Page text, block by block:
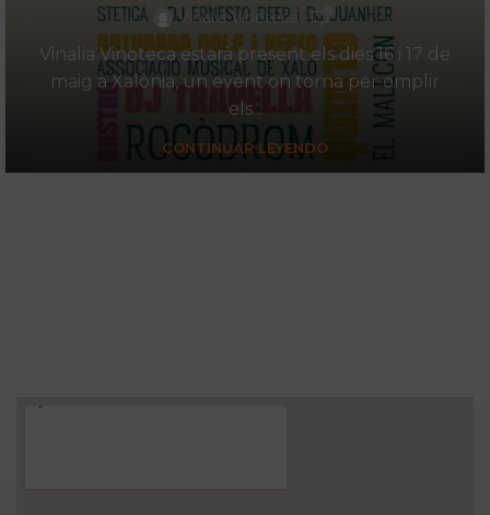
Vinalia Vinoteca
Vinalia Vinoteca estarà present els dies 16 i 17 de
maig a Xalònia, un event on torna per omplir
els...
CONTINUAR LEYENDO